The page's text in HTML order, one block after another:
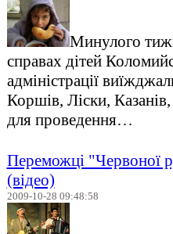
Минулого
справах дітей
адміністрації
Коршів, Ліски,
для проведення…
Переможці "Червоної
(відео)
2009-10-28 09:48:58